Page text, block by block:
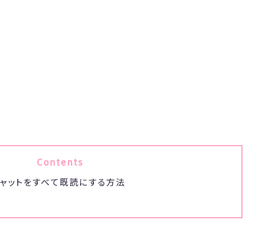
Contents
ットをすべて既読にする方法